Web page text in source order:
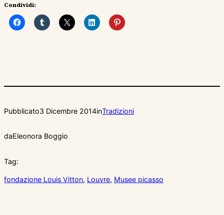
Condividi:
Pubblicato3 Dicembre 2014inTradizioni
daEleonora Boggio
Tag:
fondazione Louis Vitton, Louvre, Musee picasso